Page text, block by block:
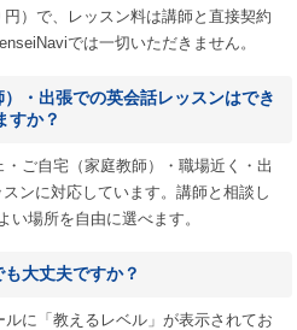
）で、レッスン料は講師と直接契約
では一切いただきません。
・出張での英会話レッスンはでき
すか？
ご自宅（家庭教師）・職場近く・出
ンに対応しています。講師と相談し
い場所を自由に選べます。
大丈夫ですか？
に「教えるレベル」が表示されてお